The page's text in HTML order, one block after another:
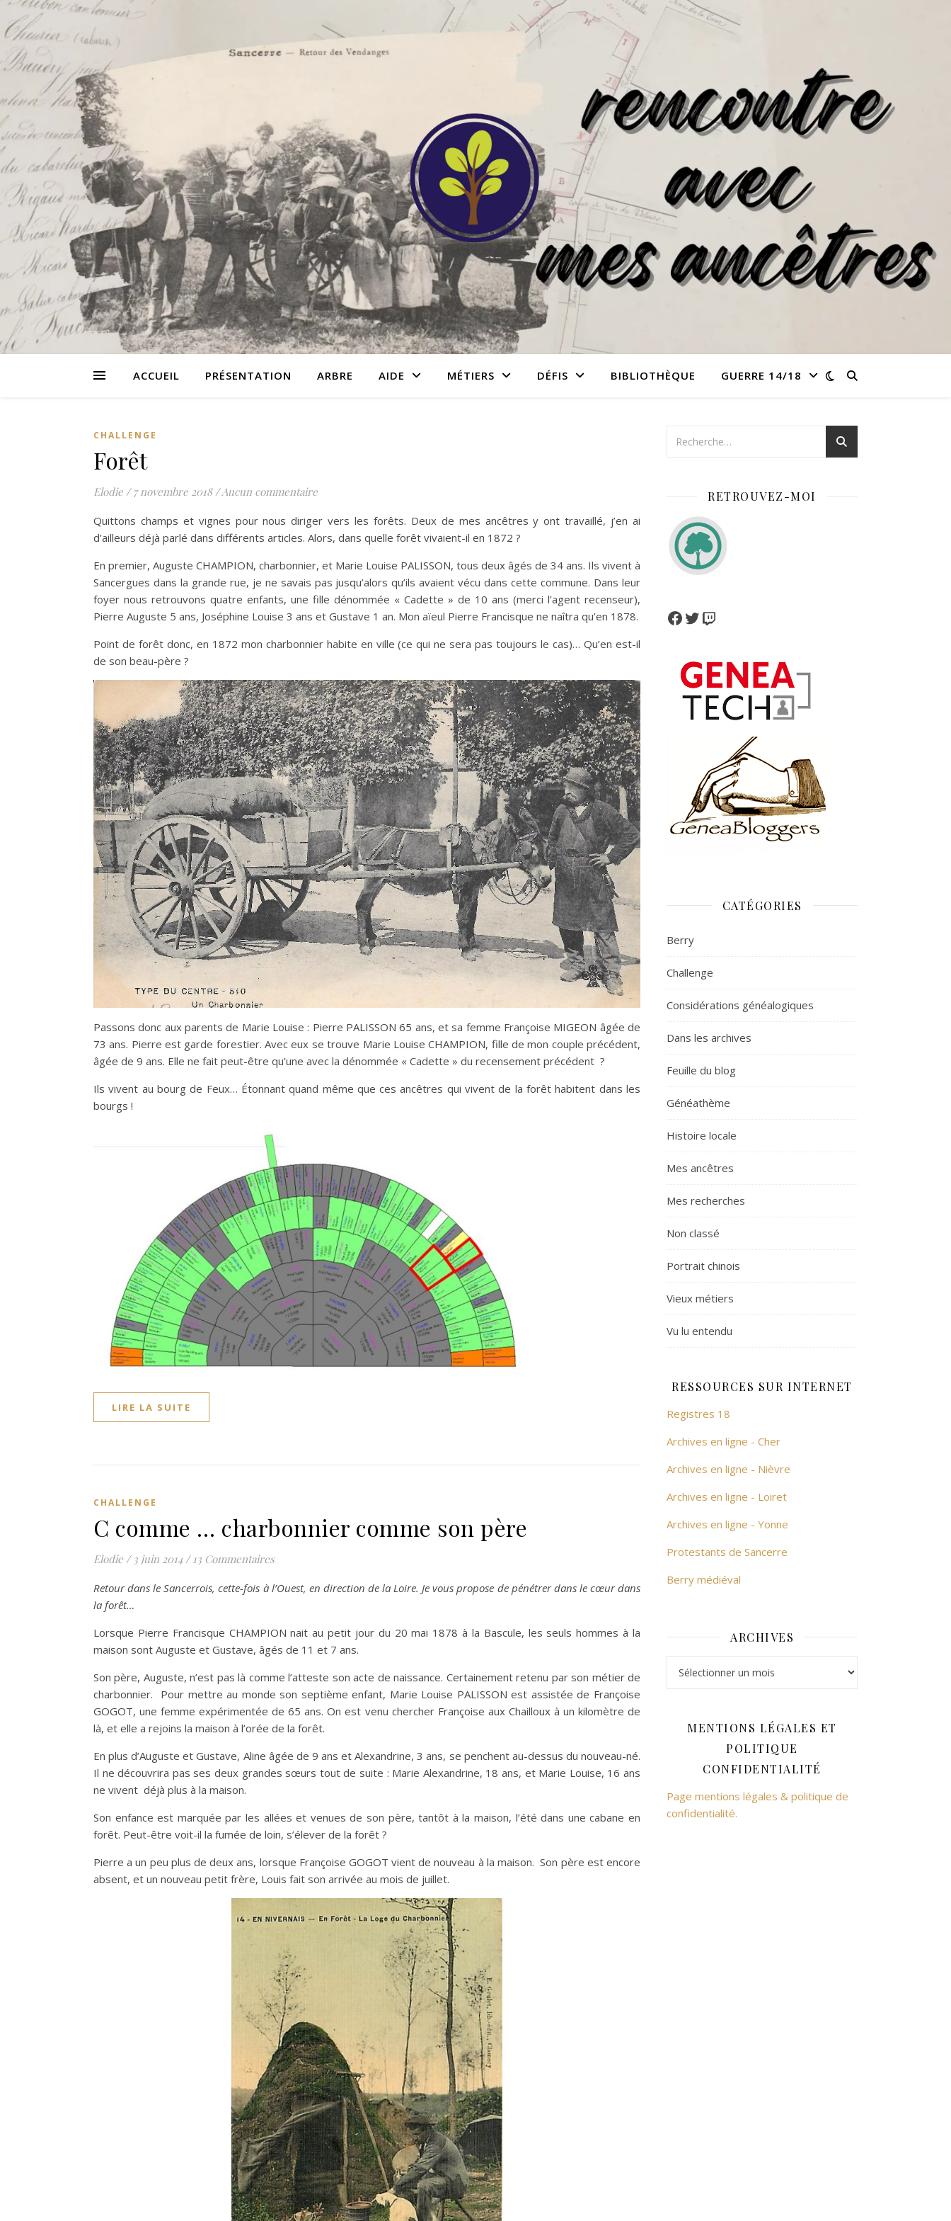
ACCUEIL PRÉSENTATION ARBRE AIDE MÉTIERS DÉFIS BIBLIOTHÈQUE GUERRE 14/18
CHALLENGE
Forêt
Elodie / 7 novembre 2018 /Aucun commentaire
Quittons champs et vignes pour nous diriger vers les forêts. Deux de mes ancêtres y ont travaillé, j’en ai
d’ailleurs déjà parlé dans différents articles. Alors, dans quelle forêt vivaient-il en 1872 ?
En premier, Auguste CHAMPION, charbonnier, et Marie Louise PALISSON, tous deux âgés de 34 ans. Ils vivent à
Sancergues dans la grande rue, je ne savais pas jusqu’alors qu’ils avaient vécu dans cette commune. Dans leur
foyer nous retrouvons quatre enfants, une fille dénommée « Cadette » de 10 ans (merci l’agent recenseur),
Pierre Auguste 5 ans, Joséphine Louise 3 ans et Gustave 1 an. Mon aïeul Pierre Francisque ne naîtra qu’en 1878.
Point de forêt donc, en 1872 mon charbonnier habite en ville (ce qui ne sera pas toujours le cas)… Qu’en est-il
de son beau-père ?
Passons donc aux parents de Marie Louise : Pierre PALISSON 65 ans, et sa femme Françoise MIGEON âgée de
73 ans. Pierre est garde forestier. Avec eux se trouve Marie Louise CHAMPION, fille de mon couple précédent,
âgée de 9 ans. Elle ne fait peut-être qu’une avec la dénommée « Cadette » du recensement précédent ?
Ils vivent au bourg de Feux… Étonnant quand même que ces ancêtres qui vivent de la forêt habitent dans les
bourgs !
LIRE LA SUITE
CHALLENGE
C comme … charbonnier comme son père
Elodie / 3 juin 2014 / 13 Commentaires
Retour dans le Sancerrois, cette-fois à l’Ouest, en direction de la Loire. Je vous propose de pénétrer dans le cœur dans
la forêt…
Lorsque Pierre Francisque CHAMPION nait au petit jour du 20 mai 1878 à la Bascule, les seuls hommes à la
maison sont Auguste et Gustave, âgés de 11 et 7 ans.
Son père, Auguste, n’est pas là comme l’atteste son acte de naissance. Certainement retenu par son métier de
charbonnier. Pour mettre au monde son septième enfant, Marie Louise PALISSON est assistée de Françoise
GOGOT, une femme expérimentée de 65 ans. On est venu chercher Françoise aux Chailloux à un kilomètre de
là, et elle a rejoins la maison à l’orée de la forêt.
En plus d’Auguste et Gustave, Aline âgée de 9 ans et Alexandrine, 3 ans, se penchent au-dessus du nouveau-né.
Il ne découvrira pas ses deux grandes sœurs tout de suite : Marie Alexandrine, 18 ans, et Marie Louise, 16 ans
ne vivent déjà plus à la maison.
Son enfance est marquée par les allées et venues de son père, tantôt à la maison, l’été dans une cabane en
forêt. Peut-être voit-il la fumée de loin, s’élever de la forêt ?
Pierre a un peu plus de deux ans, lorsque Françoise GOGOT vient de nouveau à la maison. Son père est encore
absent, et un nouveau petit frère, Louis fait son arrivée au mois de juillet.
RETROUVEZ-MOI
Facebook
TwitterTwitch
CATÉGORIES
Berry
Challenge
Considérations généalogiques
Dans les archives
Feuille du blog
Généathème
Histoire locale
Mes ancêtres
Mes recherches
Non classé
Portrait chinois
Vieux métiers
Vu lu entendu
RESSOURCES SUR INTERNET
Registres 18
Archives en ligne - Cher
Archives en ligne - Nièvre
Archives en ligne - Loiret
Archives en ligne - Yonne
Protestants de Sancerre
Berry médiéval
ARCHIVES
MENTIONS LÉGALES ET
POLITIQUE
CONFIDENTIALITÉ
Page mentions légales & politique de
confidentialité.